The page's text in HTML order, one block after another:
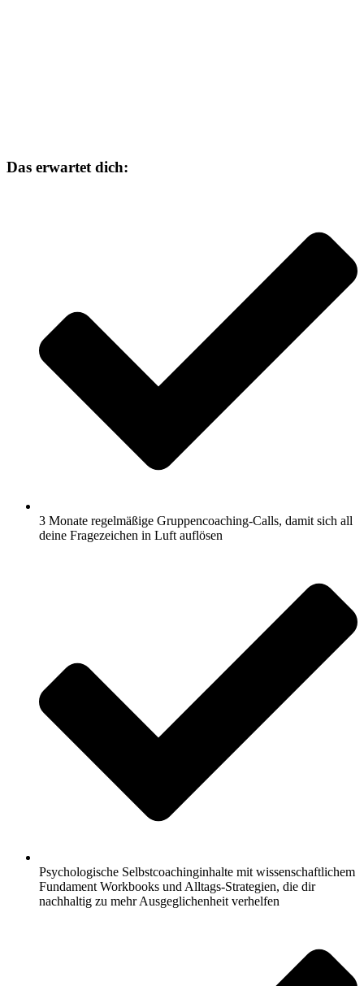
Das erwartet dich:
3 Monate regelmäßige Gruppencoaching-Calls, damit sich all
deine Fragezeichen in Luft auflösen
Psychologische Selbstcoachinginhalte mit wissenschaftlichem
Fundament Workbooks und Alltags-Strategien, die dir
nachhaltig zu mehr Ausgeglichenheit verhelfen